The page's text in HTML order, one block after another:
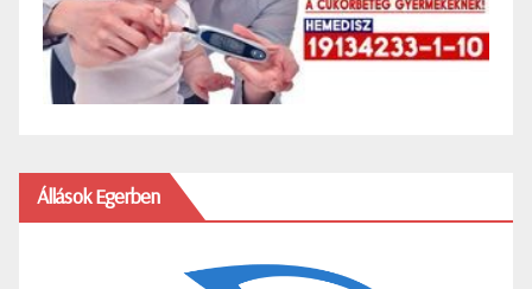
Állások Egerben